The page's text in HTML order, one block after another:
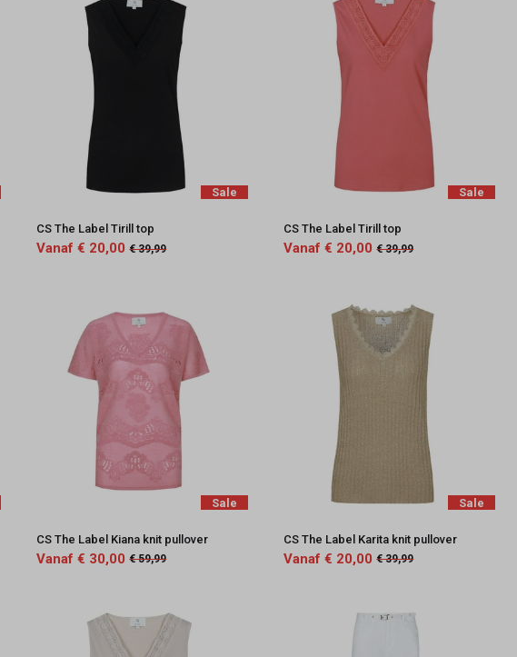
Sale
CS The Label Tirill top
Vanaf € 20,00 € 39,99
Sale
CS The Label Tirill top
Vanaf € 20,00 € 39,99
Sale
CS The Label Kiana knit pullover
Vanaf € 30,00 € 59,99
Sale
CS The Label Karita knit pullover
Vanaf € 20,00 € 39,99